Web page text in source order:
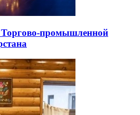
промышленной